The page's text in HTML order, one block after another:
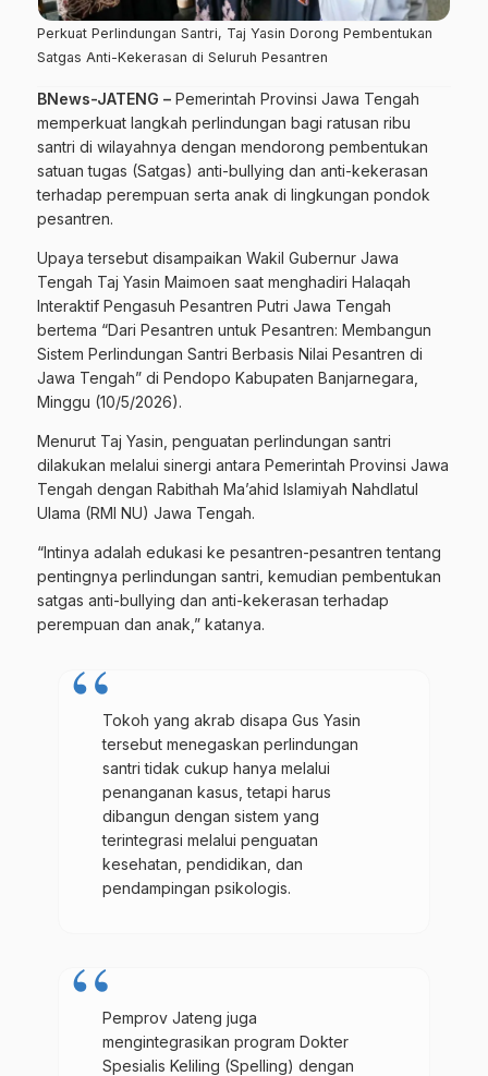
Perkuat Perlindungan Santri, Taj Yasin Dorong Pembentukan
Satgas Anti-Kekerasan di Seluruh Pesantren
BNews-JATENG – Pemerintah Provinsi Jawa Tengah
memperkuat langkah perlindungan bagi ratusan ribu
santri di wilayahnya dengan mendorong pembentukan
satuan tugas (Satgas) anti-bullying dan anti-kekerasan
terhadap perempuan serta anak di lingkungan pondok
pesantren.
Upaya tersebut disampaikan Wakil Gubernur Jawa
Tengah Taj Yasin Maimoen saat menghadiri Halaqah
Interaktif Pengasuh Pesantren Putri Jawa Tengah
bertema “Dari Pesantren untuk Pesantren: Membangun
Sistem Perlindungan Santri Berbasis Nilai Pesantren di
Jawa Tengah” di Pendopo Kabupaten Banjarnegara,
Minggu (10/5/2026).
Menurut Taj Yasin, penguatan perlindungan santri
dilakukan melalui sinergi antara Pemerintah Provinsi Jawa
Tengah dengan Rabithah Ma’ahid Islamiyah Nahdlatul
Ulama (RMI NU) Jawa Tengah.
“Intinya adalah edukasi ke pesantren-pesantren tentang
pentingnya perlindungan santri, kemudian pembentukan
satgas anti-bullying dan anti-kekerasan terhadap
perempuan dan anak,” katanya.
Tokoh yang akrab disapa Gus Yasin
tersebut menegaskan perlindungan
santri tidak cukup hanya melalui
penanganan kasus, tetapi harus
dibangun dengan sistem yang
terintegrasi melalui penguatan
kesehatan, pendidikan, dan
pendampingan psikologis.
Pemprov Jateng juga
mengintegrasikan program Dokter
Spesialis Keliling (Spelling) dengan